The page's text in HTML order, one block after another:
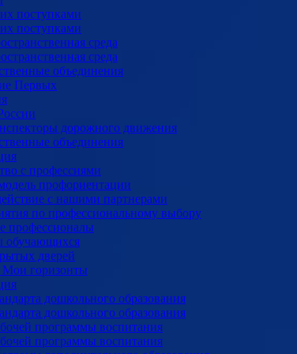
поступками
поступками
среда
среда
объединения
Первых
дорожного движения
объединения
с профессиями
профориентации
с нашими партнерами
по профессиональному выбору
профессионалы
обучающихся
дверей
Мои горизонты
дошкольного образования
дошкольного образования
программы воспитания
программы воспитания